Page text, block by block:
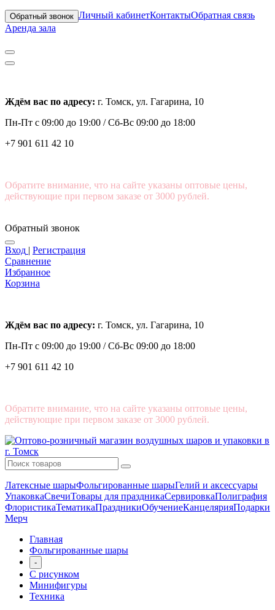
Обратный звонок Личный кабинетКонтактыОбратная связь
Аренда зала
Ждём вас по адресу: г. Томск, ул. Гагарина, 10
Пн-Пт с 09:00 до 19:00 /Сб-Вс 09:00 до 18:00
+7 901 611 42 10
Обратите внимание, что на сайте указаны оптовые цены,
действующие при первом заказе от 3000 рублей.
Обратный звонок
Вход | Регистрация
Сравнение
Избранное
Корзина
Ждём вас по адресу: г. Томск, ул. Гагарина, 10
Пн-Пт с 09:00 до 19:00 /Сб-Вс 09:00 до 18:00
+7 901 611 42 10
Обратите внимание, что на сайте указаны оптовые цены,
действующие при первом заказе от 3000 рублей.
Латексные шарыФольгированные шарыГелий и аксессуары
УпаковкаСвечиТовары для праздникаСервировкаПолиграфия
ФлористикаТематикаПраздникиОбучениеКанцелярияПодарки
Мерч
Главная
Фольгированные шары
-
С рисунком
Минифигуры
Техника